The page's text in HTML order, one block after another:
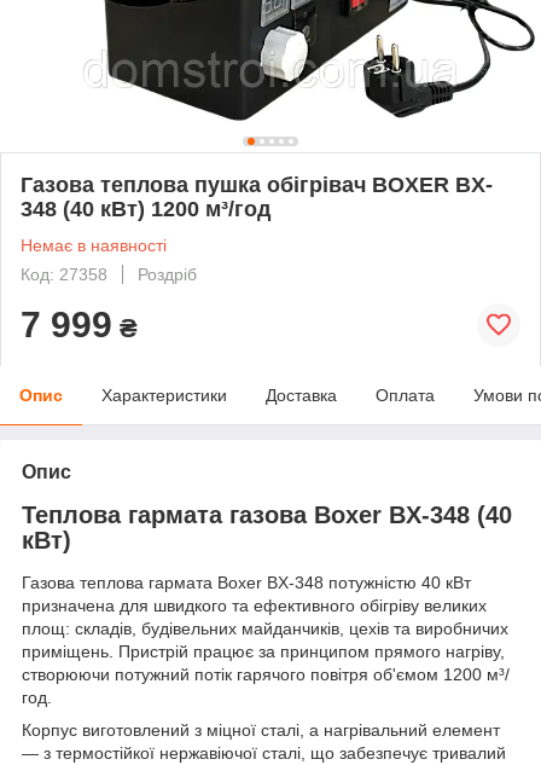
Газова теплова пушка обігрівач BOXER BX-
348 (40 кВт) 1200 м³/год
Немає в наявності
Код: 27358
Роздріб
7 999 ₴
Опис Характеристики Доставка Оплата Умови
Опис
Теплова гармата газова Boxer BX-348 (40
кВт)
Газова теплова гармата Boxer BX-348 потужністю 40 кВт
призначена для швидкого та ефективного обігріву великих
площ: складів, будівельних майданчиків, цехів та виробничих
приміщень. Пристрій працює за принципом прямого нагріву,
створюючи потужний потік гарячого повітря об'ємом 1200 м³/
год.
Корпус виготовлений з міцної сталі, а нагрівальний елемент
— з термостійкої нержавіючої сталі, що забезпечує тривалий